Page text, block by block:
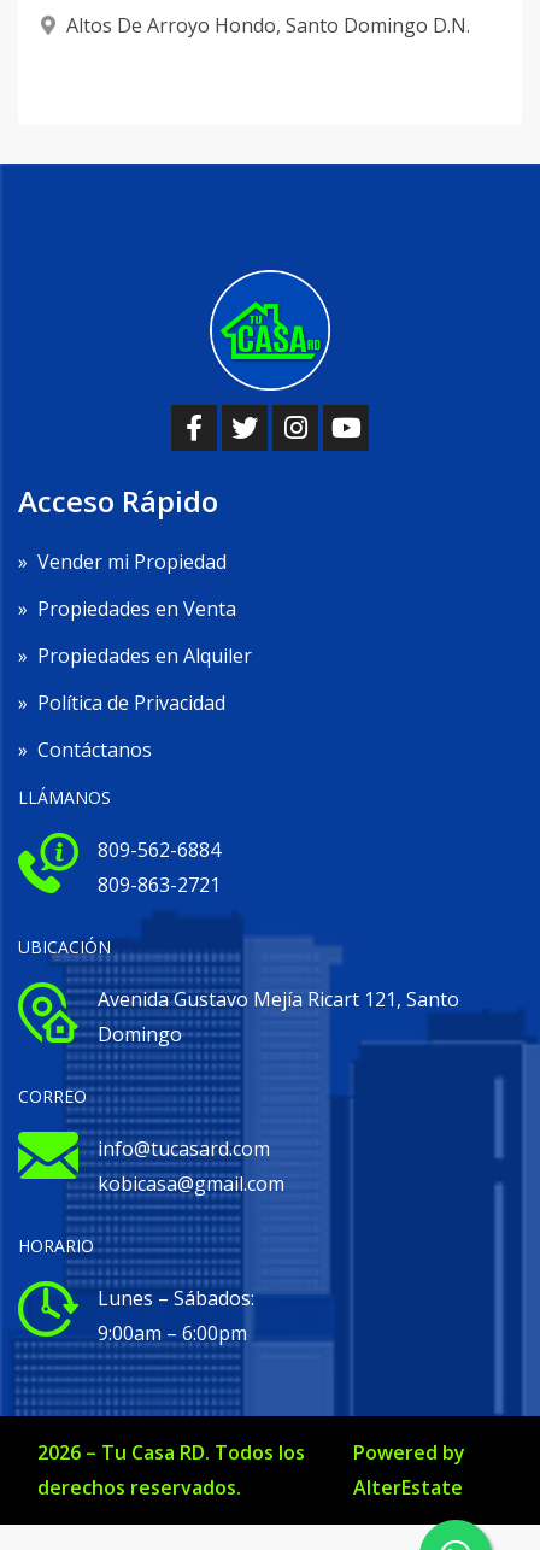
Altos De Arroyo Hondo, Santo Domingo D.N.
Acceso Rápido
» Vender mi Propiedad
» Propiedades en Venta
» Propiedades en Alquiler
» Política de Privacidad
» Contáctanos
LLÁMANOS
809-562-6884
809-863-2721
UBICACIÓN
Avenida Gustavo Mejía Ricart 121, Santo
Domingo
CORREO
info@tucasard.com
kobicasa@gmail.com
HORARIO
Lunes – Sábados:
9:00am – 6:00pm
2026 – Tu Casa RD. Todos los
derechos reservados.
Powered by
AlterEstate